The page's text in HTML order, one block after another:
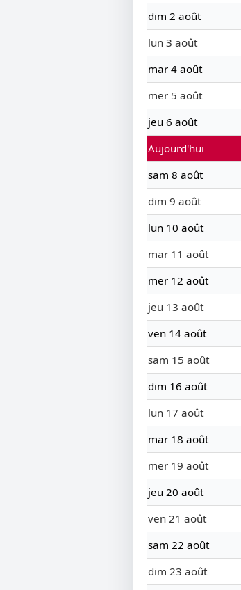
dim 2 août
lun 3 août
mar 4 août
mer 5 août
jeu 6 août
Aujourd'hui
sam 8 août
dim 9 août
lun 10 août
mar 11 août
mer 12 août
jeu 13 août
ven 14 août
sam 15 août
dim 16 août
lun 17 août
mar 18 août
mer 19 août
jeu 20 août
ven 21 août
sam 22 août
dim 23 août